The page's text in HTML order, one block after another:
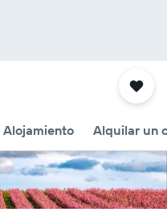
Alojamiento Alquilar un